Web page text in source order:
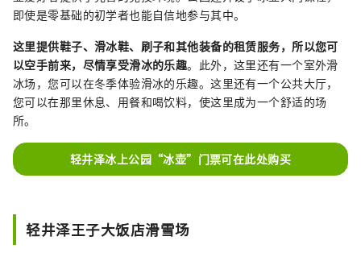
即使是零基础的初学者也能自信地参与其中。
这里提供鞋子、滑冰鞋、刷子和其他装备的租赁服务，所以您可
以空手前来，尽情享受滑冰的乐趣。此外，这里还有一个室外滑
冰场，您可以在冬季体验滑冰的乐趣。这里还有一个公共大厅，
您可以在那里休息、用餐和喝饮料，使这里成为一个舒适的场
所。
轻井泽冰上公园“冰壶”门票可在此处购买
轻井泽王子大饭店滑雪场